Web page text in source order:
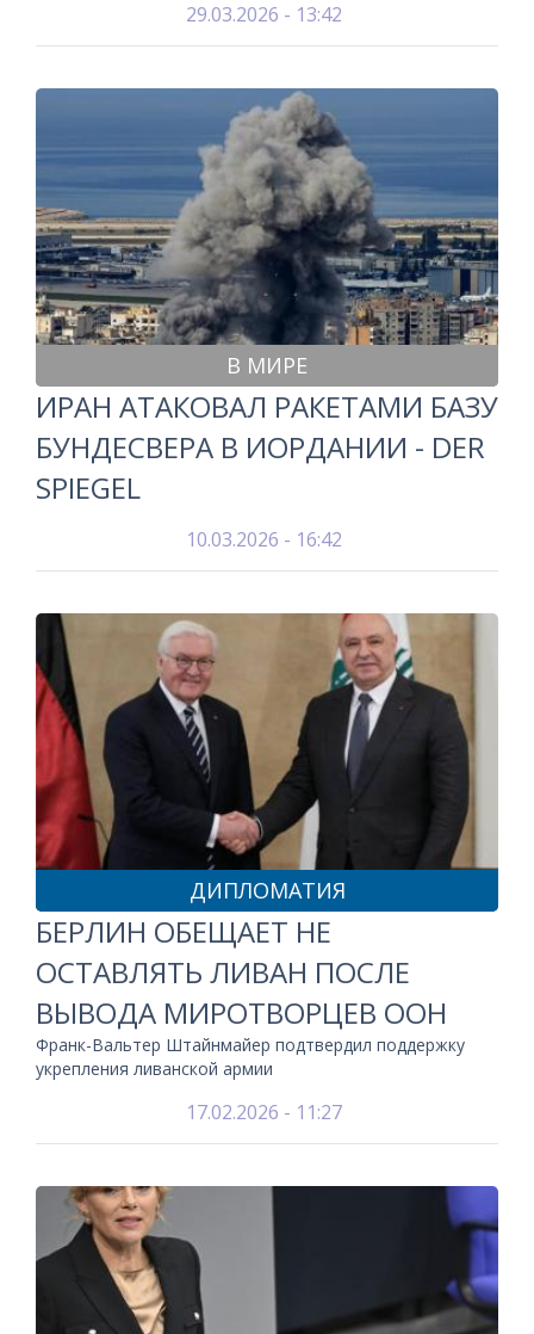
29.03.2026 - 13:42
В МИРЕ
ИРАН АТАКОВАЛ РАКЕТАМИ БАЗУ
БУНДЕСВЕРА В ИОРДАНИИ - DER
SPIEGEL
10.03.2026 - 16:42
ДИПЛОМАТИЯ
БЕРЛИН ОБЕЩАЕТ НЕ
ОСТАВЛЯТЬ ЛИВАН ПОСЛЕ
ВЫВОДА МИРОТВОРЦЕВ ООН
Франк-Вальтер Штайнмайер подтвердил поддержку
укрепления ливанской армии
17.02.2026 - 11:27